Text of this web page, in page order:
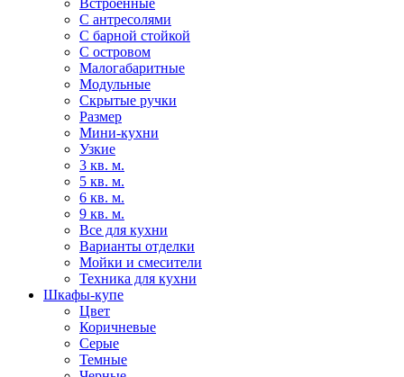
Встроенные
С антресолями
С барной стойкой
С островом
Малогабаритные
Модульные
Скрытые ручки
Размер
Мини-кухни
Узкие
3 кв. м.
5 кв. м.
6 кв. м.
9 кв. м.
Все для кухни
Варианты отделки
Мойки и смесители
Техника для кухни
Шкафы-купе
Цвет
Коричневые
Серые
Темные